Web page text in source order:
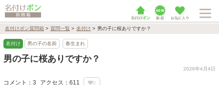
名付けポン質問箱 > 質問一覧 > 名付け > 男の子に桜ありですか？
名付け 男の子の名前 春生まれ
男の子に桜ありですか？
2026年4月4日
コメント：3 アクセス：611 0